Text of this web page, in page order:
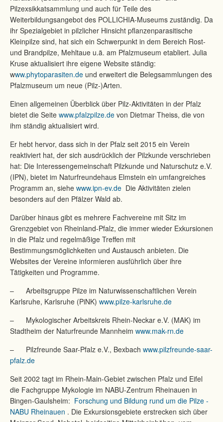
Pilzexsikkatsammlung und auch für Teile des
Weiterbildungsangebot des POLLICHIA-Museums zuständig. Da
ihr Spezialgebiet in pilzlicher Hinsicht pflanzenparasitische
Kleinpilze sind, hat sich ein Schwerpunkt in dem Bereich Rost-
und Brandpilze, Mehltaue u.ä. am Pfalzmuseum etabliert. Julia
Kruse aktualisiert ihre eigene Website ständig:
www.phytoparasiten.de und erweitert die Belegsammlungen des
Pfalzmuseum um neue (Pilz-)Arten.
Einen allgemeinen Überblick über Pilz-Aktivitäten in der Pfalz
bietet die Seite www.pfalzpilze.de von Dietmar Theiss, die von
ihm ständig aktualisiert wird.
Er hebt hervor, dass sich in der Pfalz seit 2015 ein Verein
reaktiviert hat, der sich ausdrücklich der Pilzkunde verschrieben
hat: Die Interessengemeinschaft Pilzkunde und Naturschutz e.V.
(IPN), bietet im Naturfreundehaus Elmstein ein umfangreiches
Programm an, siehe www.ipn-ev.de Die Aktivitäten zielen
besonders auf den Pfälzer Wald ab.
Darüber hinaus gibt es mehrere Fachvereine mit Sitz im
Grenzgebiet von Rheinland-Pfalz, die immer wieder Exkursionen
in die Pfalz und regelmäßige Treffen mit
Bestimmungsmöglichkeiten und Austausch anbieten. Die
Websites der Vereine informieren ausführlich über ihre
Tätigkeiten und Programme.
– Arbeitsgruppe Pilze im Naturwissenschaftlichen Verein
Karlsruhe, Karlsruhe (PiNK) www.pilze-karlsruhe.de
– Mykologischer Arbeitskreis Rhein-Neckar e.V. (MAK) im
Stadtheim der Naturfreunde Mannheim www.mak-rn.de
– Pilzfreunde Saar-Pfalz e.V., Bexbach www.pilzfreunde-saar-
pfalz.de
Seit 2002 tagt im Rhein-Main-Gebiet zwischen Pfalz und Eifel
die Fachgruppe Mykologie im NABU-Zentrum Rheinauen in
Bingen-Gaulsheim: Forschung und Bildung rund um die Pilze -
NABU Rheinauen . Die Exkursionsgebiete erstrecken sich über